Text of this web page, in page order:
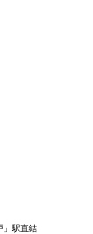
」駅直結